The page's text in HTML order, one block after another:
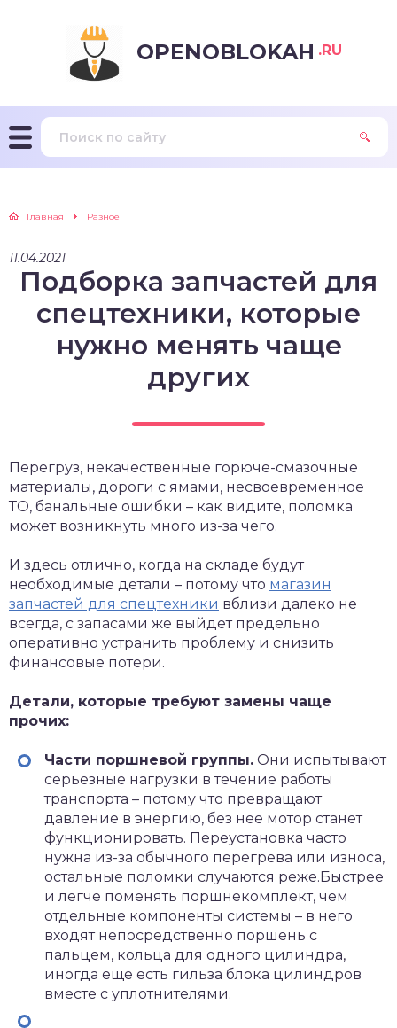
OPENOBLOKAH .RU
Главная Разное
11.04.2021
Подборка запчастей для
спецтехники, которые
нужно менять чаще
других
Перегруз, некачественные горюче-смазочные
материалы, дороги с ямами, несвоевременное
ТО, банальные ошибки – как видите, поломка
может возникнуть много из-за чего.
И здесь отлично, когда на складе будут
необходимые детали – потому что магазин
запчастей для спецтехники вблизи далеко не
всегда, с запасами же выйдет предельно
оперативно устранить проблему и снизить
финансовые потери.
Детали, которые требуют замены чаще
прочих:
Части поршневой группы. Они испытывают
серьезные нагрузки в течение работы
транспорта – потому что превращают
давление в энергию, без нее мотор станет
функционировать. Переустановка часто
нужна из-за обычного перегрева или износа,
остальные поломки случаются реже.Быстрее
и легче поменять поршнекомплект, чем
отдельные компоненты системы – в него
входят непосредственно поршень с
пальцем, кольца для одного цилиндра,
иногда еще есть гильза блока цилиндров
вместе с уплотнителями.